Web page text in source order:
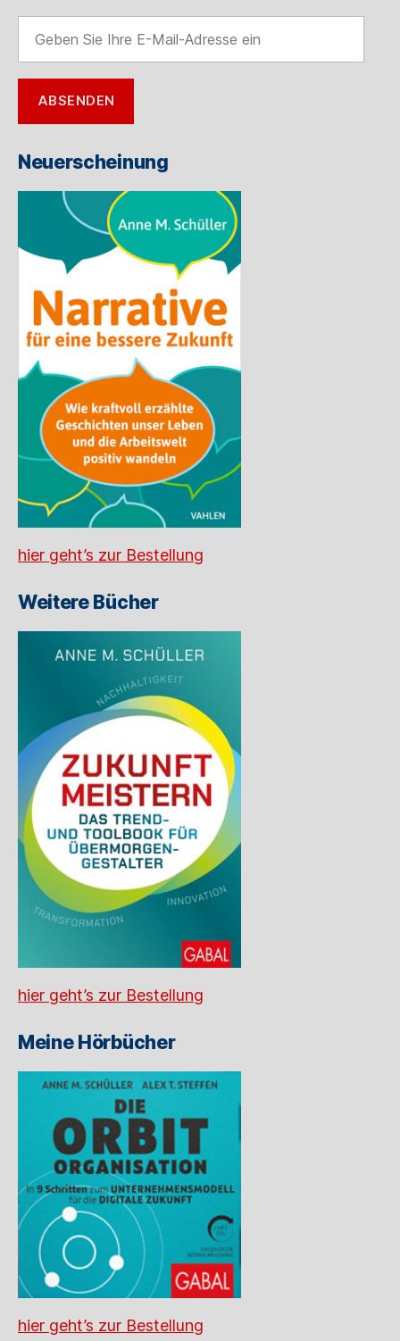
Sie
Ihre
E-
Mail-
Adresse
ABSENDEN
Neuerscheinung
hier geht’s zur Bestellung
Weitere Bücher
hier geht’s zur Bestellung
Meine Hörbücher
hier geht’s zur Bestellung